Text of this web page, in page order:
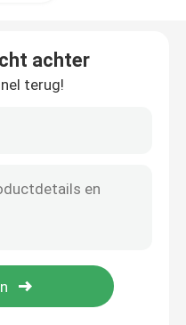
achter
terug!